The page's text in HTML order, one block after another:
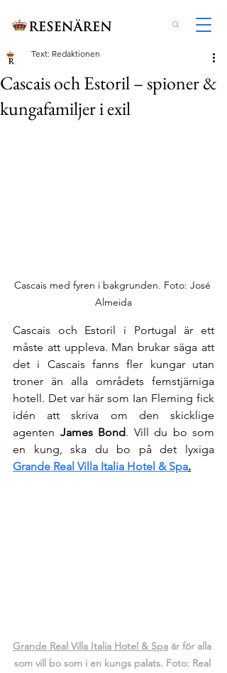
Cascais och Estoril – spioner &
kungafamiljer i exil
Text: Redaktionen
Cascais med fyren i bakgrunden. Foto: José
Almeida
Cascais och Estoril i Portugal är ett
måste att uppleva. Man brukar säga att
det i Cascais fanns fler kungar utan
troner än alla områdets femstjärniga
hotell. Det var här som Ian Fleming fick
idén att skriva om den skicklige
agenten James Bond. Vill du bo som
Grande Real Villa Italia Hotel & Spa.
Grande Real Villa Italia Hotel & Spa är för alla
som vill bo som i en kungs palats. Foto: Real